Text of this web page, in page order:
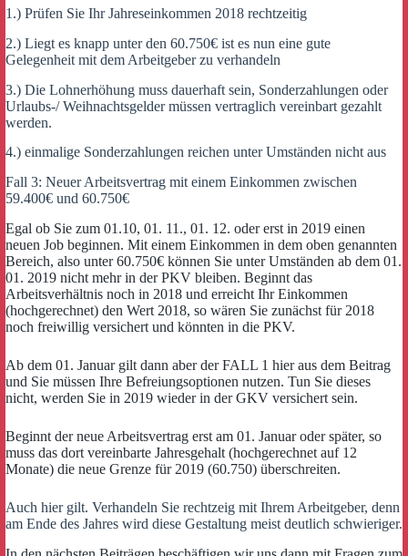
1.) Prüfen Sie Ihr Jahreseinkommen 2018 rechtzeitig
2.) Liegt es knapp unter den 60.750€ ist es nun eine gute
Gelegenheit mit dem Arbeitgeber zu verhandeln
3.) Die Lohnerhöhung muss dauerhaft sein, Sonderzahlungen oder
Urlaubs-/ Weihnachtsgelder müssen vertraglich vereinbart gezahlt
werden.
4.) einmalige Sonderzahlungen reichen unter Umständen nicht aus
Fall 3: Neuer Arbeitsvertrag mit einem Einkommen zwischen
59.400€ und 60.750€
Egal ob Sie zum 01.10, 01. 11., 01. 12. oder erst in 2019 einen
neuen Job beginnen. Mit einem Einkommen in dem oben genannten
Bereich, also unter 60.750€ können Sie unter Umständen ab dem 01.
01. 2019 nicht mehr in der PKV bleiben. Beginnt das
Arbeitsverhältnis noch in 2018 und erreicht Ihr Einkommen
(hochgerechnet) den Wert 2018, so wären Sie zunächst für 2018
noch freiwillig versichert und könnten in die PKV.
Ab dem 01. Januar gilt dann aber der FALL 1 hier aus dem Beitrag
und Sie müssen Ihre Befreiungsoptionen nutzen. Tun Sie dieses
nicht, werden Sie in 2019 wieder in der GKV versichert sein.
Beginnt der neue Arbeitsvertrag erst am 01. Januar oder später, so
muss das dort vereinbarte Jahresgehalt (hochgerechnet auf 12
Monate) die neue Grenze für 2019 (60.750) überschreiten.
Auch hier gilt. Verhandeln Sie rechtzeig mit Ihrem Arbeitgeber, denn
am Ende des Jahres wird diese Gestaltung meist deutlich schwieriger.